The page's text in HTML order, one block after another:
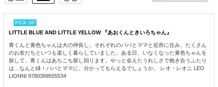
PICK UP
LITTLE BLUE AND LITTLE YELLOW 『あおくんときいろちゃん』
青くんと黄色ちゃんは大の仲良し。それぞれのパパとママと近所に住み、たくさん
のお友だちといつも楽しく暮らしていました。ある日、いなくなった黄色ちゃんを
探して、青くんはあちこち探し回ります。やっと会えたうれしさで抱き合うふたり
は…なんと緑！パパとママに、分かってもらえるでしょうか。 レオ・レオニ LEO
LIONNI 9780399555534